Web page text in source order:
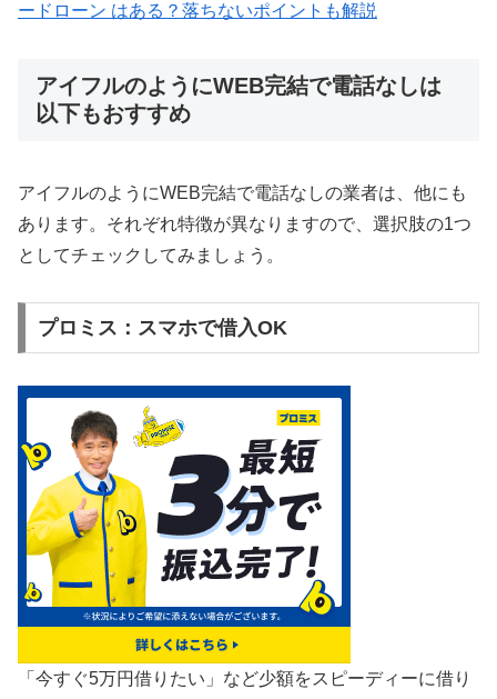
ードローン はある？落ちないポイントも解説
アイフルのようにWEB完結で電話なしは
以下もおすすめ
アイフルのようにWEB完結で電話なしの業者は、他にも
あります。それぞれ特徴が異なりますので、選択肢の1つ
としてチェックしてみましょう。
プロミス：スマホで借入OK
「今すぐ5万円借りたい」など少額をスピーディーに借り